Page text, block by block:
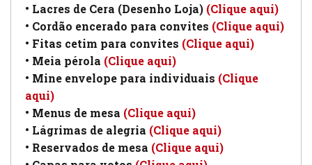
• Lacres de Cera (Desenho Loja) (Clique aqui)
• Cordão encerado para convites (Clique aqui)
• Fitas cetim para convites (Clique aqui)
• Meia pérola (Clique aqui)
• Mine envelope para individuais (Clique
aqui)
• Menus de mesa (Clique aqui)
• Lágrimas de alegria (Clique aqui)
• Reservados de mesa (Clique aqui)